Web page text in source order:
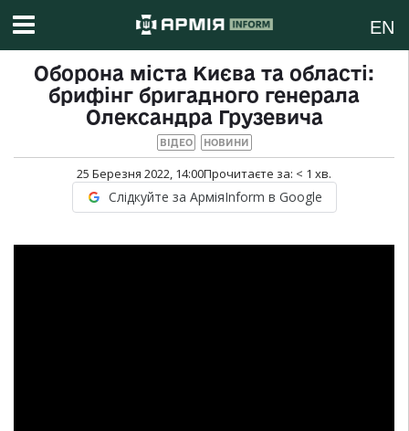
EN
Оборона міста Києва та області:
брифінг бригадного генерала
Олександра Грузевича
ВІДЕО НОВИНИ
25 Березня 2022, 14:00Прочитаєте за: < 1 хв.
Слідкуйте за АрміяInform в Google